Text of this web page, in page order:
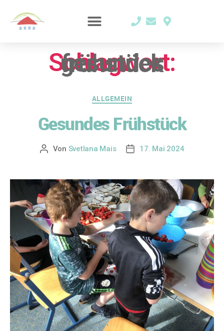
Schlagwort:
gesundes frühstück
ALLGEMEIN
Gesundes Frühstück
Von Svetlana Mais 17. Mai 2024